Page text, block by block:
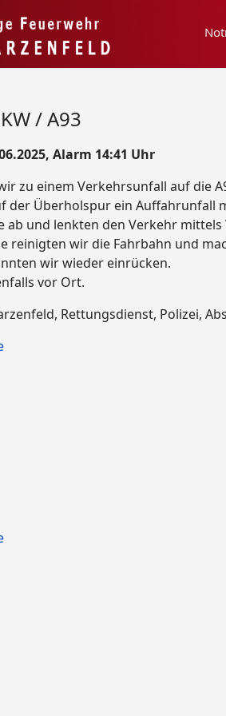
/ A93
Alarm 14:41 Uhr
zu einem Verkehrsunfall auf die
der Überholspur ein Auffahrunfall
und lenkten den Verkehr
reinigten wir die Fahrbahn und
wir wieder einrücken.
vor Ort.
Rettungsdienst, Polizei,